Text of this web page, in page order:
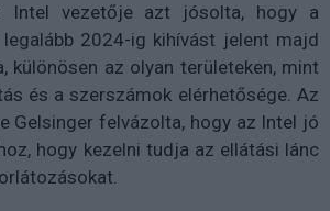
Intel vezetője azt jósolta, hogy a
2024-ig kihívást jelent majd
különösen az olyan területeken, mint
és a szerszámok elérhetősége. Az
Gelsinger felvázolta, hogy az Intel jó
hogy kezelni tudja az ellátási lánc